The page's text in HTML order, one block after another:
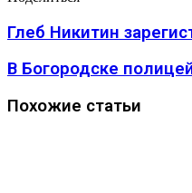
электронную
почту
через
электронную
почту
Глеб Никитин
В Богородске
Похожие статьи